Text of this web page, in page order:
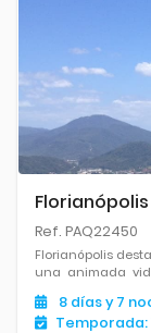
Ref. PAQ22450
Florianópolis
una animada
identidad de la
8 díasy 7
Temporada: